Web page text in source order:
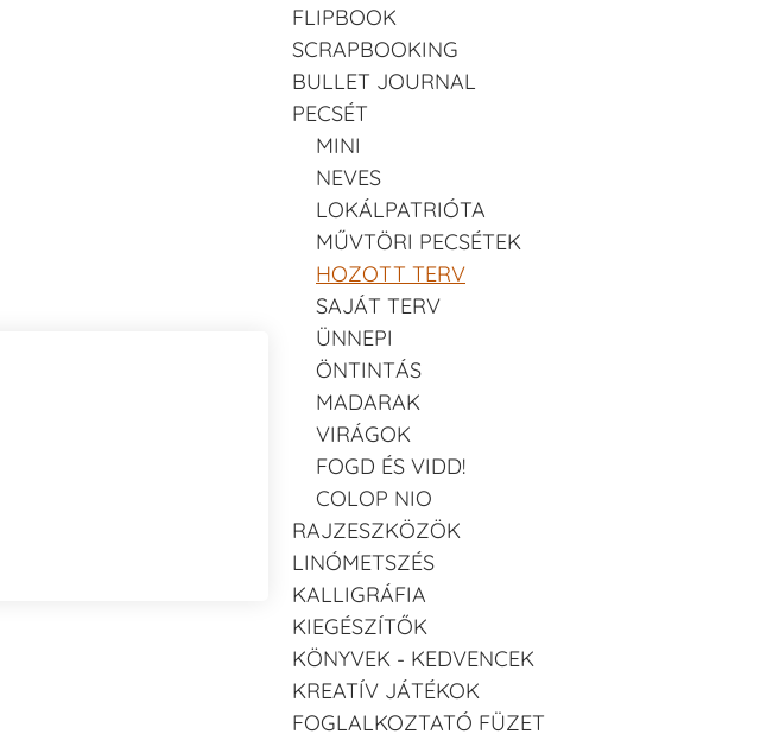
FLIPBOOK
SCRAPBOOKING
BULLET JOURNAL
PECSÉT
MINI
NEVES
LOKÁLPATRIÓTA
MŰVTÖRI PECSÉTEK
HOZOTT TERV
SAJÁT TERV
ÜNNEPI
ÖNTINTÁS
MADARAK
VIRÁGOK
FOGD ÉS VIDD!
COLOP NIO
RAJZESZKÖZÖK
LINÓMETSZÉS
KALLIGRÁFIA
KIEGÉSZÍTŐK
KÖNYVEK - KEDVENCEK
KREATÍV JÁTÉKOK
FOGLALKOZTATÓ FÜZET